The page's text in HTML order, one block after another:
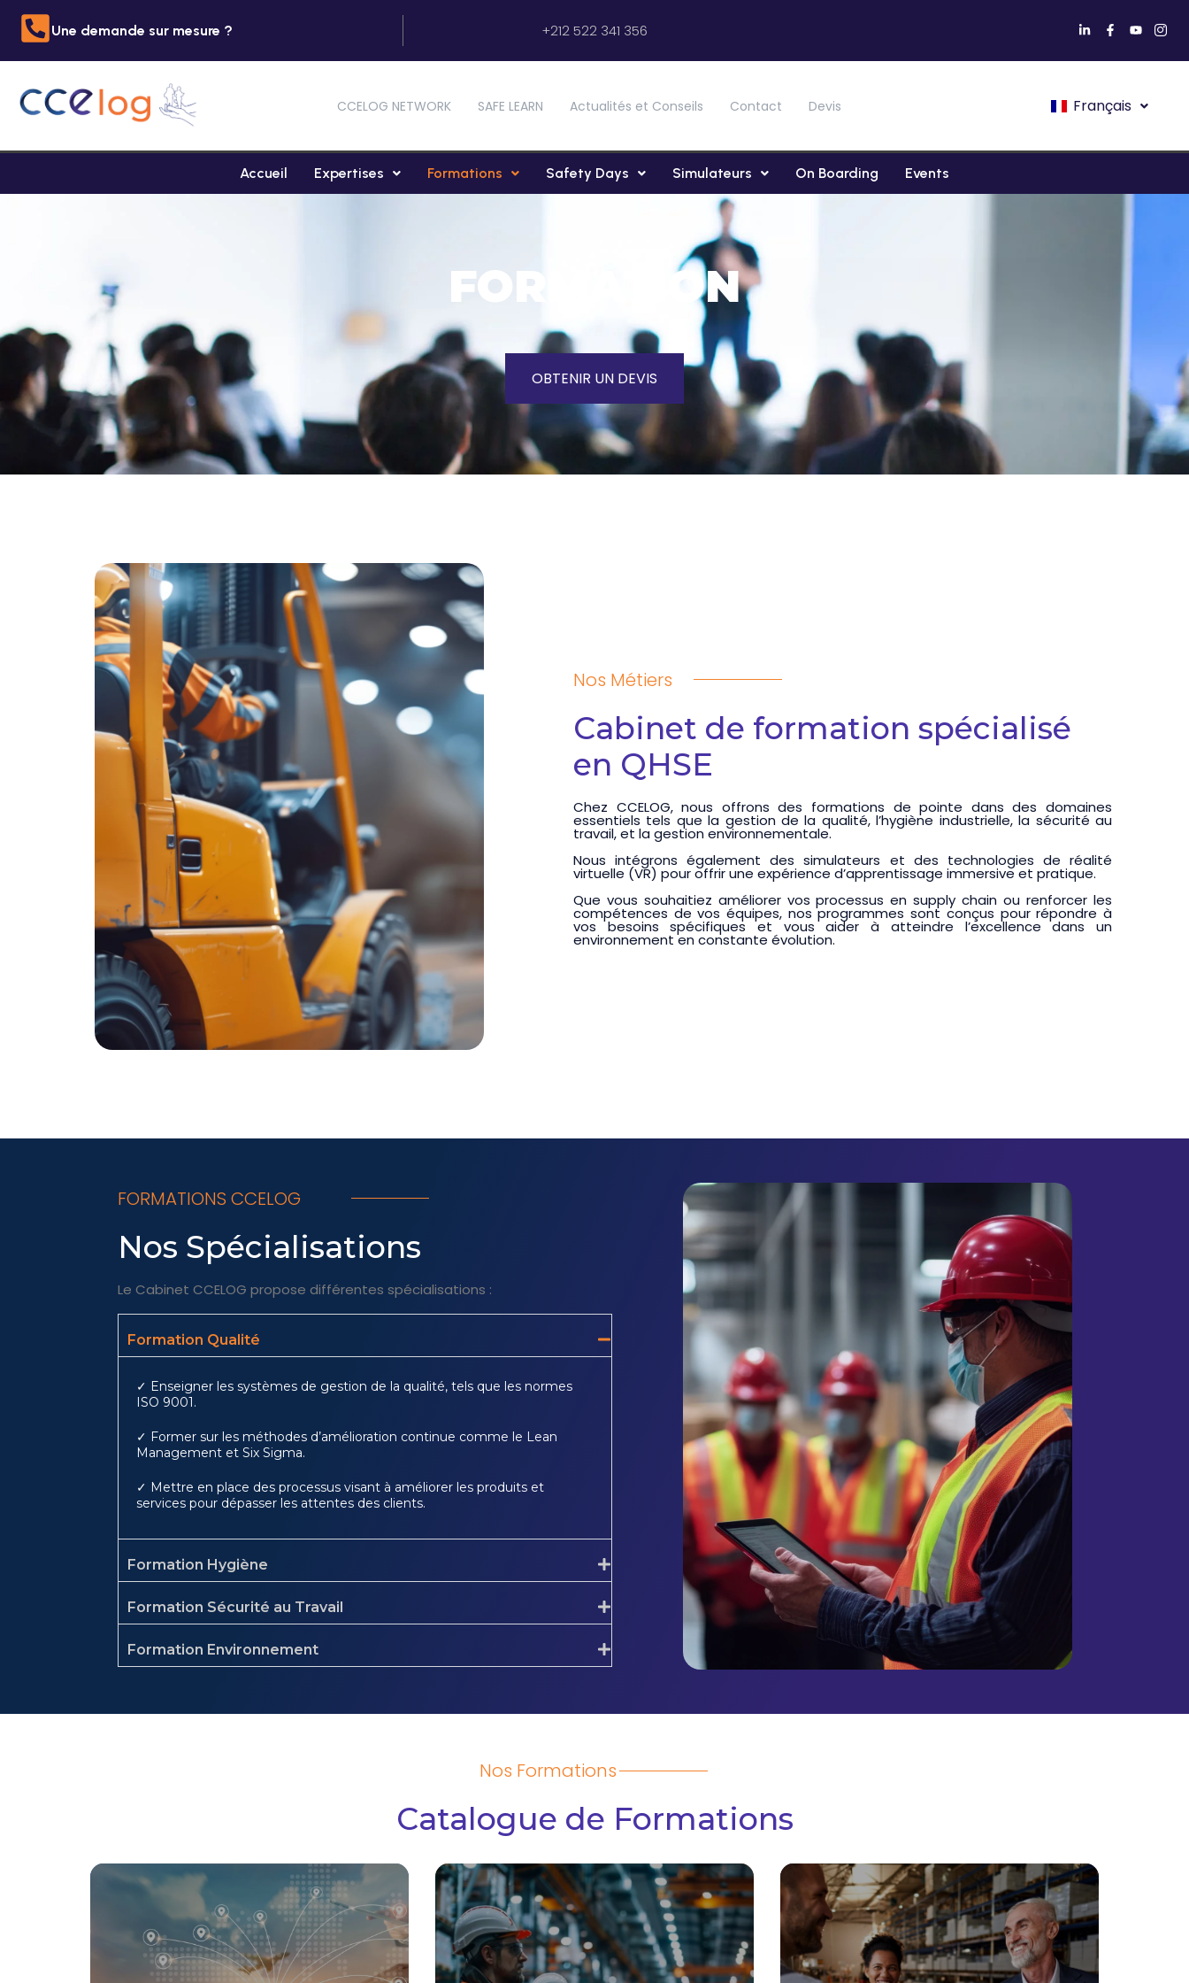
Une demande sur mesure ? +212 522 341 356
CCELOG NETWORK SAFE LEARN Actualités et Conseils Contact Devis Français
Accueil Expertises Formations Safety Days Simulateurs On Boarding Events
FORMATION
OBTENIR UN DEVIS
Nos Métiers
Cabinet de formation spécialisé
en QHSE
Chez CCELOG, nous offrons des formations de pointe dans des domaines
essentiels tels que la gestion de la qualité, l’hygiène industrielle, la sécurité au
travail, et la gestion environnementale.
Nous intégrons également des simulateurs et des technologies de réalité
virtuelle (VR) pour offrir une expérience d’apprentissage immersive et pratique.
Que vous souhaitiez améliorer vos processus en supply chain ou renforcer les
compétences de vos équipes, nos programmes sont conçus pour répondre à
vos besoins spécifiques et vous aider à atteindre l’excellence dans un
environnement en constante évolution.
FORMATIONS CCELOG
Nos Spécialisations
Le Cabinet CCELOG propose différentes spécialisations :
Formation Qualité
✓ Enseigner les systèmes de gestion de la qualité, tels que les normes
ISO 9001.
✓ Former sur les méthodes d’amélioration continue comme le Lean
Management et Six Sigma.
✓ Mettre en place des processus visant à améliorer les produits et
services pour dépasser les attentes des clients.
Formation Hygiène
Formation Sécurité au Travail
Formation Environnement
Nos Formations
Catalogue de Formations
Supply Chain QHSE Soft Skills